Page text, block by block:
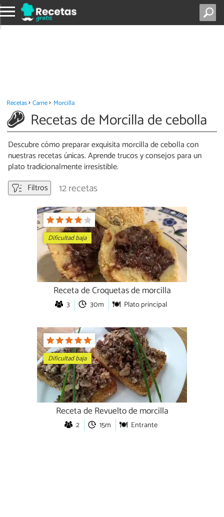
Recetas Carne Morcilla
Recetas de Morcilla de cebolla
Descubre cómo preparar exquisita morcilla de cebolla con
nuestras recetas únicas. Aprende trucos y consejos para un
plato tradicionalmente irresistible.
Filtros
12 recetas
Dificultad baja
Receta de Croquetas de morcilla
3 30m Plato principal
Dificultad baja
Receta de Revuelto de morcilla
2 15m Entrante